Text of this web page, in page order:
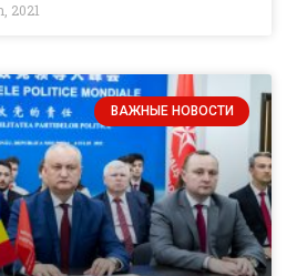
2021
ВАЖНЫЕ НОВОСТИ